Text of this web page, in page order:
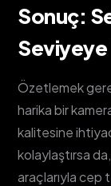
Sonuç:
Seviyeye
Özetlemek
harika bir
kalitesine
kolaylaştırsa
araçlarıyla cep